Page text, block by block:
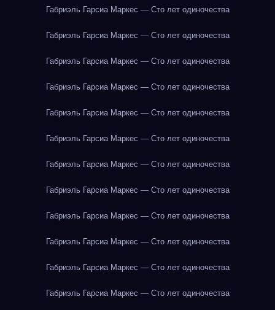
Габриэль Гарсиа Маркес — Сто лет одиночества
Габриэль Гарсиа Маркес — Сто лет одиночества
Габриэль Гарсиа Маркес — Сто лет одиночества
Габриэль Гарсиа Маркес — Сто лет одиночества
Габриэль Гарсиа Маркес — Сто лет одиночества
Габриэль Гарсиа Маркес — Сто лет одиночества
Габриэль Гарсиа Маркес — Сто лет одиночества
Габриэль Гарсиа Маркес — Сто лет одиночества
Габриэль Гарсиа Маркес — Сто лет одиночества
Габриэль Гарсиа Маркес — Сто лет одиночества
Габриэль Гарсиа Маркес — Сто лет одиночества
Габриэль Гарсиа Маркес — Сто лет одиночества